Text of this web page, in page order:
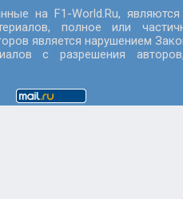
на F1-World.Ru,
полное или
является нарушением
с разрешения